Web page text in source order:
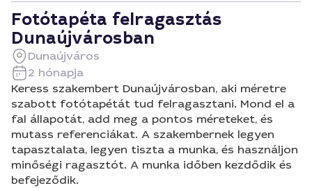
Fotótapéta felragasztás
Dunaújvárosban
Dunaújváros
2 hónapja
Keress szakembert Dunaújvárosban, aki méretre
szabott fotótapétát tud felragasztani. Mond el a
fal állapotát, add meg a pontos méreteket, és
mutass referenciákat. A szakembernek legyen
tapasztalata, legyen tiszta a munka, és használjon
minőségi ragasztót. A munka időben kezdődik és
befejeződik.